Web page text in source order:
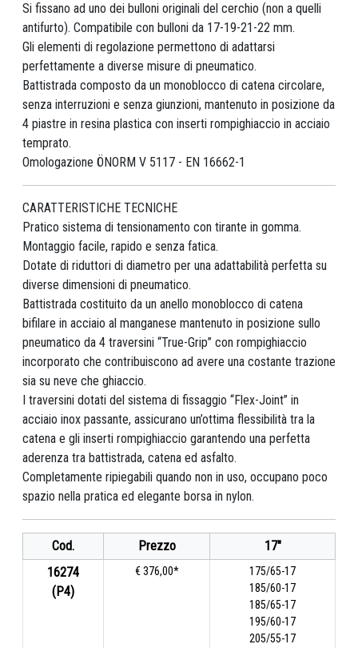
Si fissano ad uno dei bulloni originali del cerchio (non a quelli
antifurto). Compatibile con bulloni da 17-19-21-22 mm.
Gli elementi di regolazione permettono di adattarsi
perfettamente a diverse misure di pneumatico.
Battistrada composto da un monoblocco di catena circolare,
senza interruzioni e senza giunzioni, mantenuto in posizione da
4 piastre in resina plastica con inserti rompighiaccio in acciaio
temprato.
Omologazione ÖNORM V 5117 - EN 16662-1
CARATTERISTICHE TECNICHE
Pratico sistema di tensionamento con tirante in gomma.
Montaggio facile, rapido e senza fatica.
Dotate di riduttori di diametro per una adattabilità perfetta su
diverse dimensioni di pneumatico.
Battistrada costituito da un anello monoblocco di catena
bifilare in acciaio al manganese mantenuto in posizione sullo
pneumatico da 4 traversini “True-Grip” con rompighiaccio
incorporato che contribuiscono ad avere una costante trazione
sia su neve che ghiaccio.
I traversini dotati del sistema di fissaggio “Flex-Joint” in
acciaio inox passante, assicurano un’ottima flessibilità tra la
catena e gli inserti rompighiaccio garantendo una perfetta
aderenza tra battistrada, catena ed asfalto.
Completamente ripiegabili quando non in uso, occupano poco
spazio nella pratica ed elegante borsa in nylon.
Cod. Prezzo
17"
16274
(P4)
€ 376,00*
175/65-17
185/60-17
185/65-17
195/60-17
205/55-17